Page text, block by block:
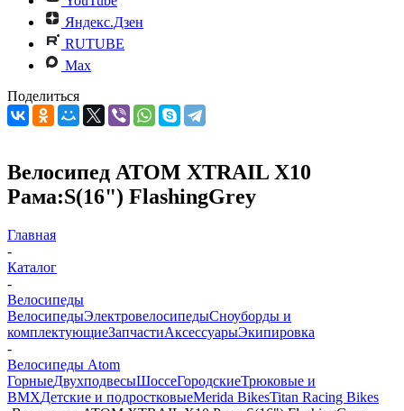
Яндекс.Дзен
RUTUBE
Max
Поделиться
Велосипед ATOM XTRAIL X10
Рама:S(16") FlashingGrey
Главная
-
Каталог
-
Велосипеды
ВелосипедыЭлектровелосипедыCноуборды и
комплектующиеЗапчастиАксессуарыЭкипировка
-
Велосипеды Atom
ГорныеДвухподвесыШоссеГородскиеТрюковые и
BMXДетские и подростковыеMerida BikesTitan Racing Bikes